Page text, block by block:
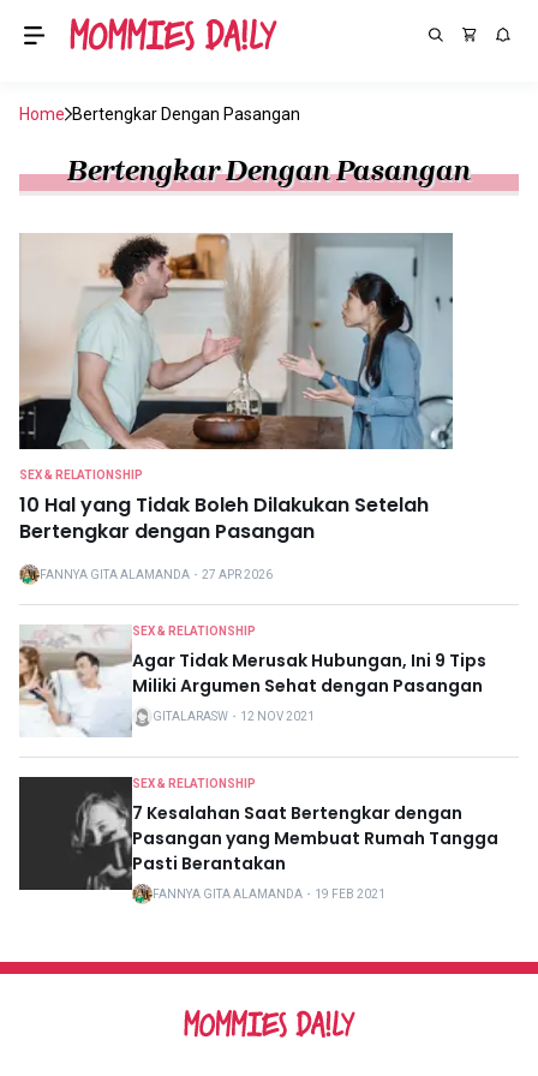
Home Bertengkar Dengan Pasangan
Bertengkar Dengan Pasangan
SEX & RELATIONSHIP
10 Hal yang Tidak Boleh Dilakukan Setelah
Bertengkar dengan Pasangan
FANNYA GITA ALAMANDA ・ 27 APR 2026
SEX & RELATIONSHIP
Agar Tidak Merusak Hubungan, Ini 9 Tips
Miliki Argumen Sehat dengan Pasangan
GITALARASW ・ 12 NOV 2021
SEX & RELATIONSHIP
7 Kesalahan Saat Bertengkar dengan
Pasangan yang Membuat Rumah Tangga
Pasti Berantakan
FANNYA GITA ALAMANDA ・ 19 FEB 2021